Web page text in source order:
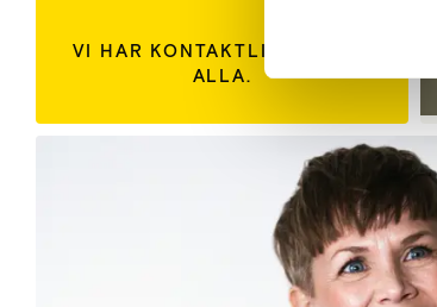
VI HAR KONTAKTLINSER FÖR
ALLA.